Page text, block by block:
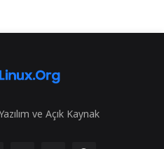
ve Açık Kaynak